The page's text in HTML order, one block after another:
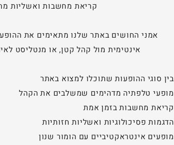
קריאת מחשבות ואשליות
אמני החושים באתר שלנו מתאימים את
אינטימית מול קהל קטן, או מנטליסט
בין סוגי ההופעות שתוכלו למצוא באתר
מופעי טלפתיה מדהימים שמשלבים את הקהל
קריאת מחשבות בזמן אמת
הדגמות פסיכולוגיות ואשליות חזותיות
מופעים אינטראקטיביים עם הומור שנון